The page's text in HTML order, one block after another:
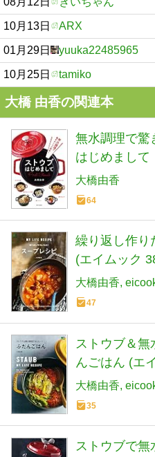
10月13日 ARX
01月29日 yuuka22485965
10月25日 tamiko
大橋 由香の関連本
無水調理で驚
はじめまして
大橋由香
64
繰り返し作り
(エイムック
大橋由香
47
ストウブ＆無
んごはん (エ
大橋由香
35
ストウブで無